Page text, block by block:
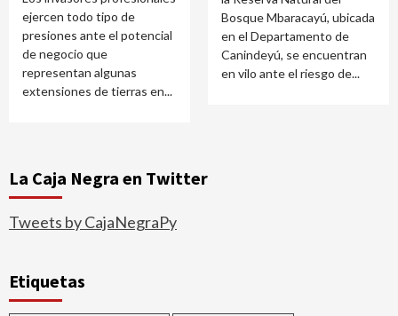
ejercen todo tipo de
presiones ante el potencial
de negocio que
representan algunas
extensiones de tierras en...
Bosque Mbaracayú, ubicada
en el Departamento de
Canindeyú, se encuentran
en vilo ante el riesgo de...
La Caja Negra en Twitter
Tweets by CajaNegraPy
Etiquetas